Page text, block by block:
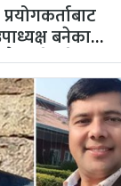
बनेका
इमेलले उठायो